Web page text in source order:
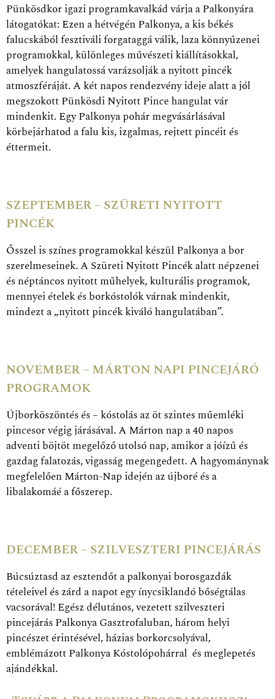
Pünkösdkor igazi programkavalkád várja a Palkonyára
látogatókat: Ezen a hétvégén Palkonya, a kis békés
falucskából fesztiváli forgataggá válik, laza könnyűzenei
programokkal, különleges művészeti kiállításokkal,
amelyek hangulatossá varázsolják a nyitott pincék
atmoszféráját. A két napos rendezvény ideje alatt a jól
megszokott Pünkösdi Nyitott Pince hangulat vár
mindenkit. Egy Palkonya pohár megvásárlásával
körbejárhatod a falu kis, izgalmas, rejtett pincéit és
éttermeit.
SZEPTEMBER – SZÜRETI NYITOTT
PINCÉK
Ősszel is színes programokkal készül Palkonya a bor
szerelmeseinek. A Szüreti Nyitott Pincék alatt népzenei
és néptáncos nyitott műhelyek, kulturális programok,
mennyei ételek és borkóstolók várnak mindenkit,
mindezt a „nyitott pincék kiváló hangulatában”.
NOVEMBER – MÁRTON NAPI PINCEJÁRÓ
PROGRAMOK
Újborköszöntés és – kóstolás az öt szintes műemléki
pincesor végig járásával. A Márton nap a 40 napos
adventi böjtöt megelőző utolsó nap, amikor a jóízű és
gazdag falatozás, vigasság megengedett. A hagyománynak
megfelelően Márton-Nap idején az újboré és a
libalakomáé a főszerep.
DECEMBER – SZILVESZTERI PINCEJÁRÁS
Búcsúztasd az esztendőt a palkonyai borosgazdák
tételeivel és zárd a napot egy ínycsiklandó bőségtálas
vacsorával! Egész délutános, vezetett szilveszteri
pincejárás Palkonya Gasztrofaluban, három helyi
pincészet érintésével, házias borkorcsolyával,
emblémázott Palkonya Kóstolópohárral és meglepetés
ajándékkal.